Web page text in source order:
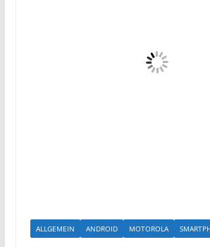
ALLGEMEIN ANDROID MOTOROLA